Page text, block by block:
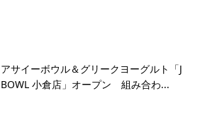
アサイーボウル＆グリークヨーグルト「J
BOWL 小倉店」オープン 組み合わ...